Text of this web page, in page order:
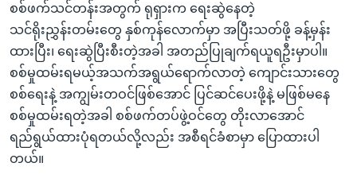
စစ်ဖက်သင်တန်းအတွက် ရုရှားက ရေးဆွဲနေတဲ့
သင်ရိုးညွှန်းတမ်းတွေ နှစ်ကုန်လောက်မှာ အပြီးသတ်ဖို့ ခန့်မှန်း
ထားပြီး၊ ရေးဆွဲပြီးစီးတဲ့အခါ အတည်ပြုချက်ရယူရဦးမှာပါ။
စစ်မှုထမ်းရမယ့်အသက်အရွယ်ရောက်လာတဲ့ ကျောင်းသားတွေ
စစ်ရေးနဲ့ အကျွမ်းတဝင်ဖြစ်အောင် ပြင်ဆင်ပေးဖို့နဲ့ မဖြစ်မနေ
စစ်မှုထမ်းရတဲ့အခါ စစ်ဖက်တပ်ဖွဲ့ဝင်တွေ တိုးလာအောင်
ရည်ရွယ်ထားပုံရတယ်လို့လည်း အစီရင်ခံစာမှာ ပြောထားပါ
တယ်။